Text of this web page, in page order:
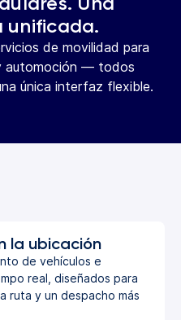
unificada.
de movilidad para
automoción — todos
única interfaz flexible.
la ubicación
de vehículos e
real, diseñados para
ruta y un despacho más